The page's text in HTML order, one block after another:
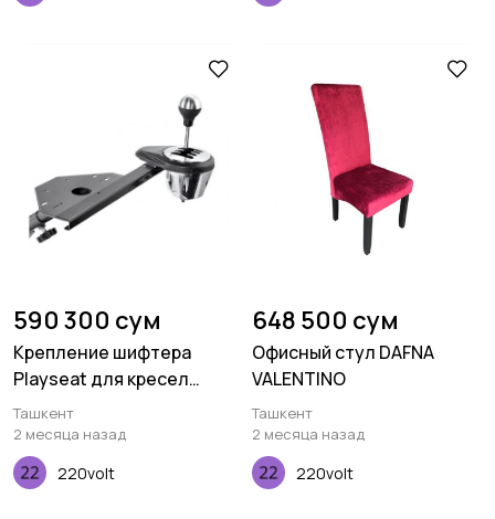
590 300 сум
Крепление шифтера
Playseat для кресел
Challenge
Ташкент
2 месяца назад
220volt
648 500 сум
Офисный стул DAFNA
VALENTINO
Ташкент
2 месяца назад
220volt